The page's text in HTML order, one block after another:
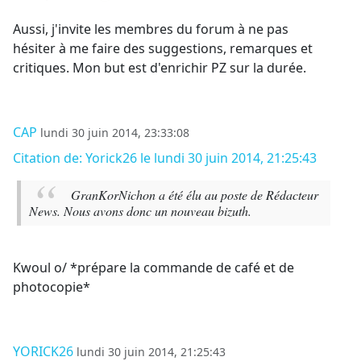
Aussi, j'invite les membres du forum à ne pas
hésiter à me faire des suggestions, remarques et
critiques. Mon but est d'enrichir PZ sur la durée.
CAP lundi 30 juin 2014, 23:33:08
Citation de: Yorick26 le lundi 30 juin 2014, 21:25:43
GranKorNichon a été élu au poste de Rédacteur
News. Nous avons donc un nouveau bizuth.
Kwoul o/ *prépare la commande de café et de
photocopie*
YORICK26 lundi 30 juin 2014, 21:25:43